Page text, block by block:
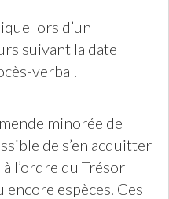
lors d’un
suivant la date
verbal.
minorée de
de s’en acquitter
l’ordre du Trésor
espèces. Ces